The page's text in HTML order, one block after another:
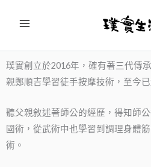
容
璞實創立於2016年，確有著三代傳
親鄭順吉學習徒手按摩技術，至今
聽父親敘述著師公的經歷，得知師
國術，從武術中也學習到調理身體
術。